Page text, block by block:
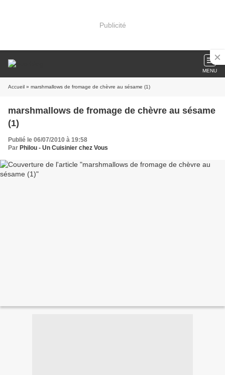
Publicité
MENU
Accueil » marshmallows de fromage de chèvre au sésame (1)
marshmallows de fromage de chèvre au sésame
(1)
Publié le 06/07/2010 à 19:58
Par Philou - Un Cuisinier chez Vous